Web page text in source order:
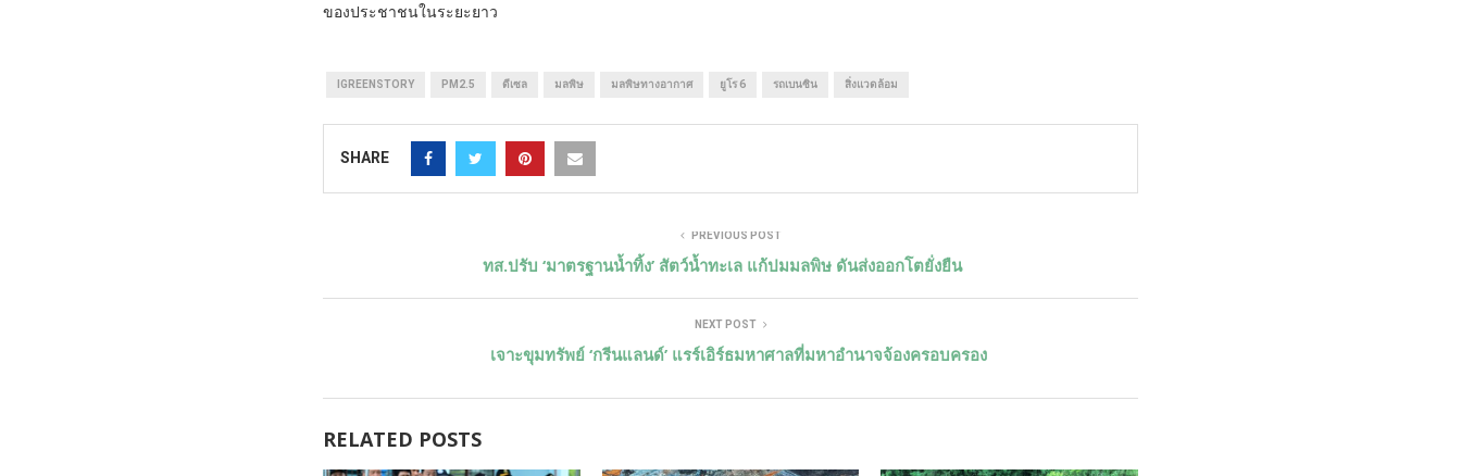
ของประชาชนในระยะยาว
IGREENSTORY PM2.5 ดีเซล มลพิษ มลพิษทางอากาศ ยูโร 6 รถเบนซิน สิ่งแวดล้อม
SHARE
PREVIOUS POST
ทส.ปรับ ‘มาตรฐานน้ำทิ้ง’ สัตว์น้ำทะเล แก้ปมมลพิษ ดันส่งออกโตยั่งยืน
NEXT POST
เจาะขุมทรัพย์ ‘กรีนแลนด์’ แรร์เอิร์ธมหาศาลที่มหาอำนาจจ้องครอบครอง
RELATED POSTS